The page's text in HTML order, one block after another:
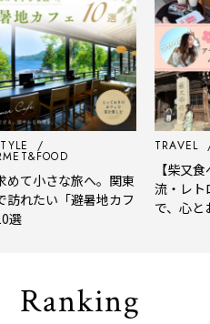
さな旅へ。関東
い「避暑地カフ
TRAVEL
【柴又食べ
流・レトロな
で、心とお腹
Ranking